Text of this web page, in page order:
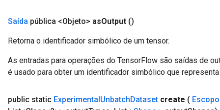
Saída pública <Objeto> asOutput ()
Retorna o identificador simbólico de um tensor.
As entradas para operações do TensorFlow são saídas de
é usado para obter um identificador simbólico que
public static ExperimentalUnbatchDataset create (